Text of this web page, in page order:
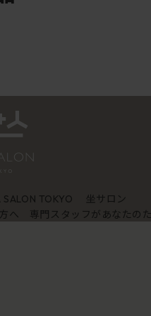
SALON TOKYO
坐サロン
へ 専門スタッフがあなたの